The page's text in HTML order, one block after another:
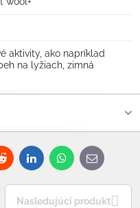
aktivity, ako napríklad
na lyžiach, zimná
RedditLinkedInWhatsApp
E-
mail
Nasledujúci produkt